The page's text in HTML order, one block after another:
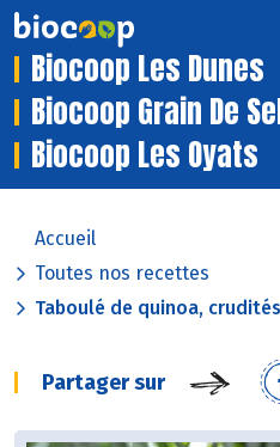
Biocoop Les Dunes
Biocoop Grain De
Biocoop Les Oyats
Accueil
Toutes nos recettes
Taboulé de quinoa,
Partager sur